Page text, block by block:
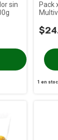
sin
Pack
1 en